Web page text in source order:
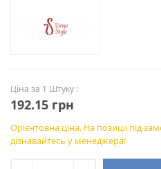
Ціна за 1 Штуку :
192.15 грн
Орієнтовна ціна. На позиції під
дізнавайтесь у менеджера!